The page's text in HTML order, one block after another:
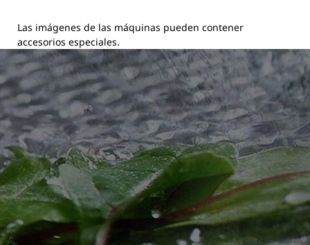
Las imágenes de las máquinas pueden contener
accesorios especiales.